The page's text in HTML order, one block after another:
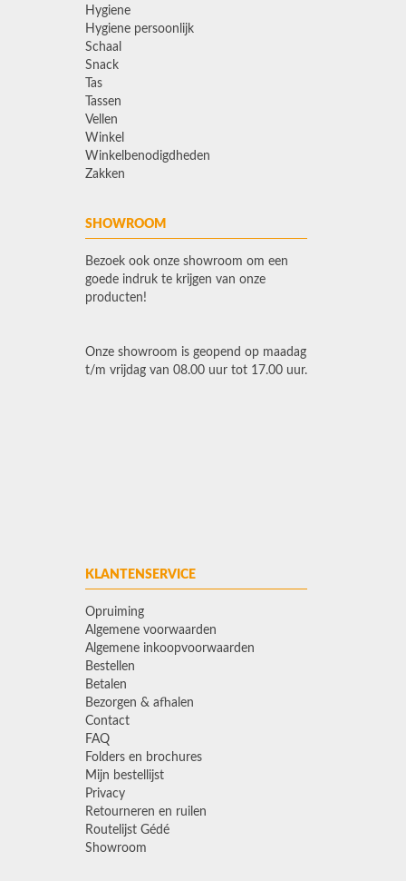
Hygiene
Hygiene persoonlijk
Schaal
Snack
Tas
Tassen
Vellen
Winkel
Winkelbenodigdheden
Zakken
SHOWROOM
Bezoek ook onze showroom om een
goede indruk te krijgen van onze
producten!
Onze showroom is geopend op maadag
t/m vrijdag van 08.00 uur tot 17.00 uur.
KLANTENSERVICE
Opruiming
Algemene voorwaarden
Algemene inkoopvoorwaarden
Bestellen
Betalen
Bezorgen & afhalen
Contact
FAQ
Folders en brochures
Mijn bestellijst
Privacy
Retourneren en ruilen
Routelijst Gédé
Showroom